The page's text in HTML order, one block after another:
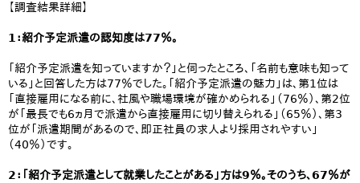
【調査結果詳細】
1：紹介予定派遣の認知度は77％。
「紹介予定派遣を知っていますか？」と伺ったところ、「名前も意味も知って
いる」と回答した方は77％でした。「紹介予定派遣の魅力」は、第1位は
「直接雇用になる前に、社風や職場環境が確かめられる」（76％）、第2位
が「最長でも6ヵ月で派遣から直接雇用に切り替えられる」（65％）、第3
位が「派遣期間があるので、即正社員の求人より採用されやすい」
（40％）です。
2：「紹介予定派遣として就業したことがある」方は9％。そのうち、67％が